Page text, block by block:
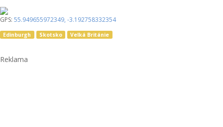
GPS: 55.949655972349, -3.192758332354
Edinburgh Skotsko Velká Británie
Reklama